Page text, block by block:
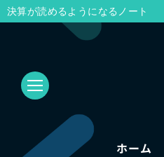
ホーム
決算が読めるようになるノート